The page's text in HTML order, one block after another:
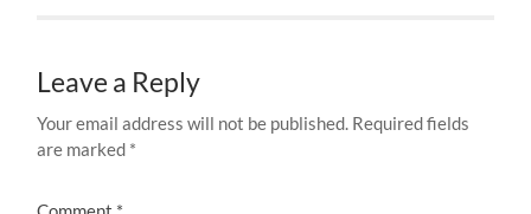
Leave a Reply
Your email address will not be published. Required fields
are marked *